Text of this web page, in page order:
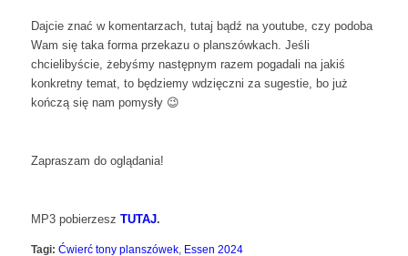
Dajcie znać w komentarzach, tutaj bądź na youtube, czy podoba
Wam się taka forma przekazu o planszówkach. Jeśli
chcielibyście, żebyśmy następnym razem pogadali na jakiś
konkretny temat, to będziemy wdzięczni za sugestie, bo już
kończą się nam pomysły 😉
Zapraszam do oglądania!
MP3 pobierzesz TUTAJ.
Tagi: Ćwierć tony planszówek, Essen 2024